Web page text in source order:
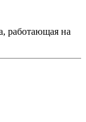
работающая на